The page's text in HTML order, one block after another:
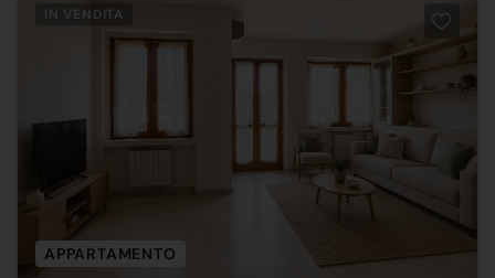
IN VENDITA
APPARTAMENTO